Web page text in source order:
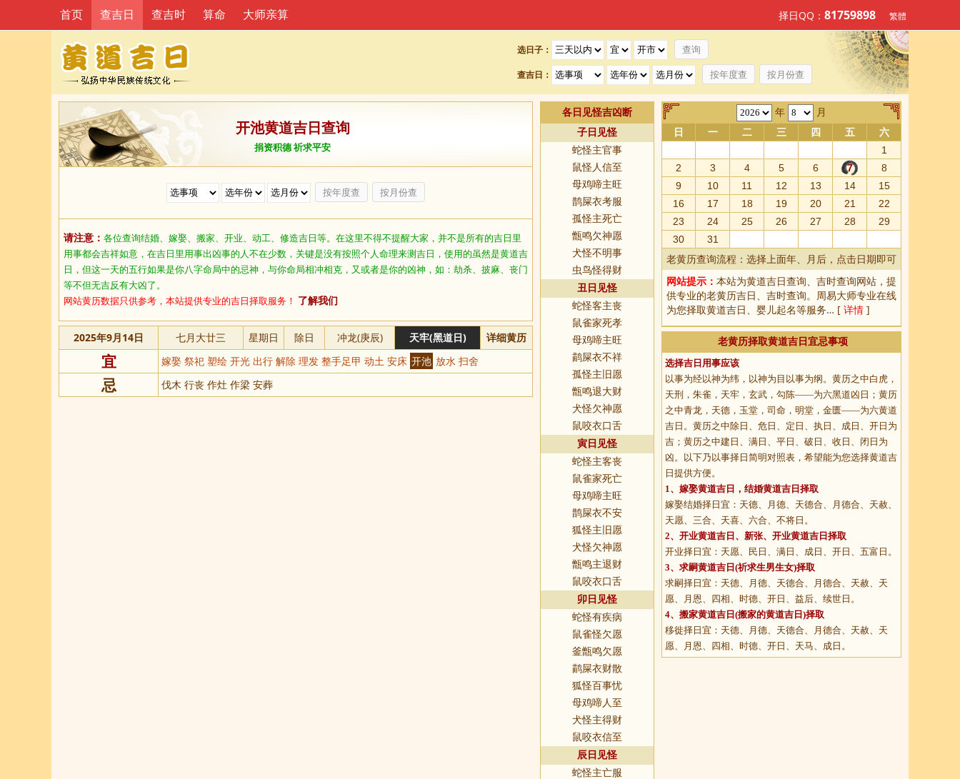
选日子：
查吉日： 按年度查 按月份查
首页 查吉日 查吉时 算命 大师亲算 择日QQ： 81759898 繁體
开池黄道吉日查询
捐资积德 祈求平安
按年度查 按月份查
请注意： 各位查询结婚、嫁娶、搬家、开业、动工、修造吉日等。在这里不得不提醒大家，并不是所有的吉日里
用事都会吉祥如意，在吉日里用事出凶事的人不在少数，关键是没有按照个人命理来测吉日，使用的虽然是黄道吉
日，但这一天的五行如果是你八字命局中的忌神，与你命局相冲相克，又或者是你的凶神，如：劫杀、披麻、丧门
等不但无吉反有大凶了。
网站黄历数据只供参考，本站提供专业的吉日择取服务！ 了解我们
2025年9月14日 七月大廿三 星期日 除日 冲龙(庚辰) 天牢(黑道日) 详细黄历
宜 嫁娶 祭祀 塑绘 开光 出行 解除 理发 整手足甲 动土 安床 开池 放水 扫舍
忌 伐木 行丧 作灶 作梁 安葬
各日见怪吉凶断
子日见怪
蛇怪主官事
鼠怪人信至
母鸡啼主旺
鹊屎衣考服
孤怪主死亡
甑鸣欠神愿
犬怪不明事
虫鸟怪得财
丑日见怪
蛇怪客主丧
鼠雀家死孝
母鸡啼主旺
鹋屎衣不祥
孤怪主旧愿
甑鸣退大财
犬怪欠神愿
鼠咬衣口舌
寅日见怪
蛇怪主客丧
鼠雀家死亡
母鸡啼主旺
鹊屎衣不安
狐怪主旧愿
犬怪欠神愿
甑鸣主退财
鼠咬衣口舌
卯日见怪
蛇怪有疾病
鼠雀怪欠愿
釜甑鸣欠愿
鹋屎衣财散
狐怪百事忧
母鸡啼人至
犬怪主得财
鼠咬衣信至
辰日见怪
蛇怪主亡服
年 月
日 一 二 三 四 五
六
1
2
3 4 5 6 7
8
9
10 11 12 13 14
15
16
17 18 19 20 21
22
23
24 25 26 27 28
29
30
31
老黄历查询流程：选择上面年、月后，点击日期即可
网站提示： 本站为黄道吉日查询、 吉时查询网站，提
供专业的老黄历吉日、吉时查询。周易大师专业在线
为您择取黄道吉日、婴儿起名等服务… [ 详情 ]
老黄历择取黄道吉日宜忌事项
选择吉日用事应该
以事为经以神为纬，以神为目以事为纲。黄历之中白虎，
天刑，朱雀，天牢，玄武，勾陈——为六黑道凶日；黄历
之中青龙，天德，玉堂，司命，明堂，金匮——为六黄道
吉日。黄历之中除日、危日、定日、执日、成日、开日为
吉；黄历之中建日、满日、平日、破日、收日、闭日为
凶。以下乃以事择日简明对照表，希望能为您选择黄道吉
日提供方便。
1、 嫁娶黄道吉日 ，结婚黄道吉日择取
嫁娶结婚择日宜：天德、月德、天德合、月德合、天赦、
天愿、三合、天喜、六合、不将日。
2、 开业黄道吉日 、新张、开业黄道吉日择取
开业择日宜：天愿、民日、满日、成日、开日、五富日。
3、 求嗣黄道吉日 (祈求生男生女)择取
求嗣择日宜：天德、月德、天德合、月德合、天赦、天
愿、月恩、四相、时德、开日、益后、续世日。
4、 搬家黄道吉日 (搬家的黄道吉日)择取
移徙择日宜：天德、月德、天德合、月德合、天赦、天
愿、月恩、四相、时德、开日、天马、成日。